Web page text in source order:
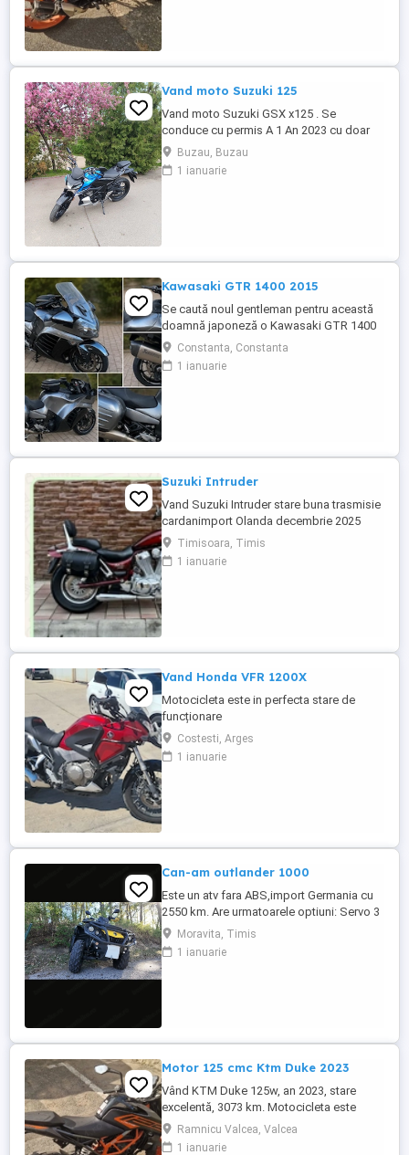
Vand moto Suzuki 125
Vand moto Suzuki GSX x125 . Se
conduce cu permis A 1 An 2023 cu doar
5000km Stare impecabila , fara cazaturi
ITP valabil pana in noiembrie 2027 Revizii
si schimb de ulei in service autorizat
Buzau, Buzau
1 ianuarie
Kawasaki GTR 1400 2015
Se caută noul gentleman pentru această
doamnă japoneză o Kawasaki GTR 1400
care încă întoarce priviri și iubește
kilometrii. A fost răsfățată, întreținută la
timp și tratată cu respect. O dau doar
Constanta, Constanta
1 ianuarie
Suzuki Intruder
Vand Suzuki Intruder stare buna trasmisie
cardanimport Olanda decembrie 2025
inmatriculat RO IN FEBRUARIE Nu raspund
la mesaje.Schimb cu ATV plus sau minus
diferenta
Timisoara, Timis
1 ianuarie
Vand Honda VFR 1200X
Motocicleta este in perfecta stare de
funcționare
Costesti, Arges
1 ianuarie
Can-am outlander 1000
Este un atv fara ABS,import Germania cu
2550 km. Are urmatoarele optiuni: Servo 3
nivele Suspensie FOX cu rebound Bullbar
fata Bullbar spate Handguardurile Can am
Jante beadlock
Moravita, Timis
1 ianuarie
Motor 125 cmc Ktm Duke 2023
Vând KTM Duke 125w, an 2023, stare
excelentă, 3073 km. Motocicleta este
ideală pentru începători sau pentru oraș.
Fără daune, lovituri!
Ramnicu Valcea, Valcea
1 ianuarie